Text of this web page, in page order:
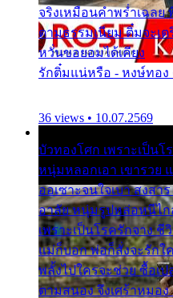
จริงเหมือนคำพร่ำเฉล
ตามธรรมเนียม ติ๋มจะเ
หวั่นขอยอมได้เคียง
รักติ๋มแน่หรือ - หงษ์ทอง
36 views • 10.07.2569
บัวทองโศก เพราะเป็น
หนุ่มหลอกเอา เขารวย
ออเซาะจนใจเบา สงสา
อาลัย หนุ่มรูปหล่อหนีไก
เพราะเป็นโรครักจาง ชี
แม่ก็บอก พ่อก็สั่งจะรักใ
พลั้งไปใครจะช่วย ซื้อเ
ตามสนอง จึงเศร้าหมอ